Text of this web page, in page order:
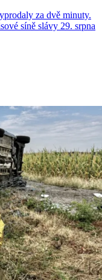
za dvě minuty.
síně slávy 29. srpna